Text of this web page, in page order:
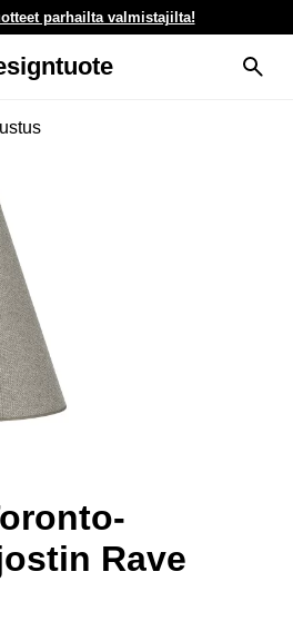
parhailta valmistajilta!
Rave